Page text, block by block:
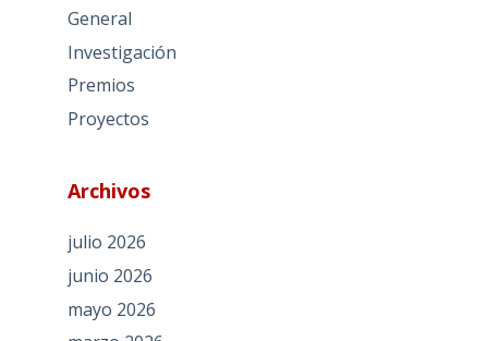
General
Investigación
Premios
Proyectos
Archivos
julio 2026
junio 2026
mayo 2026